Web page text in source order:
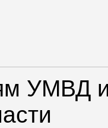
УМВД